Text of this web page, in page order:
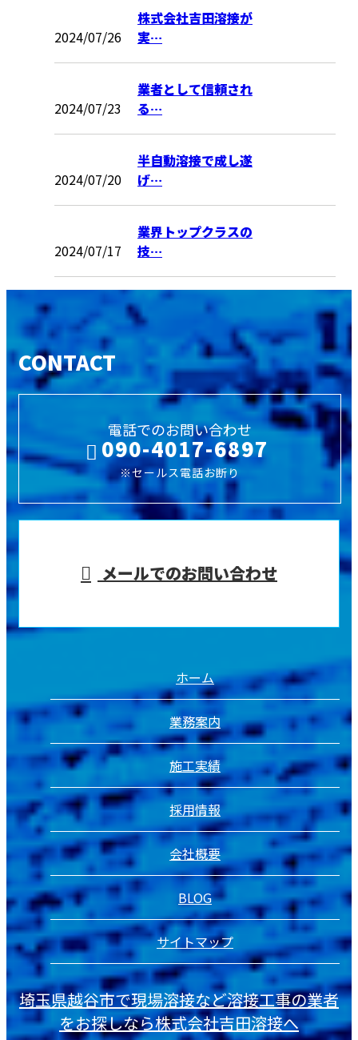
2024/07/26
株式会社吉田溶接が
実…
2024/07/23
業者として信頼され
る…
2024/07/20
半自動溶接で成し遂
げ…
2024/07/17
業界トップクラスの
技…
CONTACT
電話でのお問い合わせ
090-4017-6897
※セールス電話お断り
メールでのお問い合わせ
ホーム
業務案内
施工実績
採用情報
会社概要
BLOG
サイトマップ
埼玉県越谷市で現場溶接など溶接工事の業者
をお探しなら株式会社吉田溶接へ